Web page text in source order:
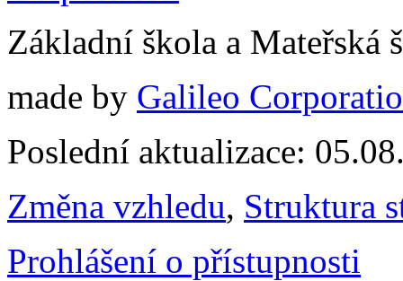
Základní škola a
made by Galileo
Poslední aktualizace:
Změna vzhledu, Struktura
Prohlášení o přístupnosti